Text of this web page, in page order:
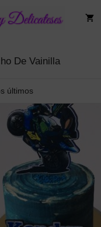
De Vainilla